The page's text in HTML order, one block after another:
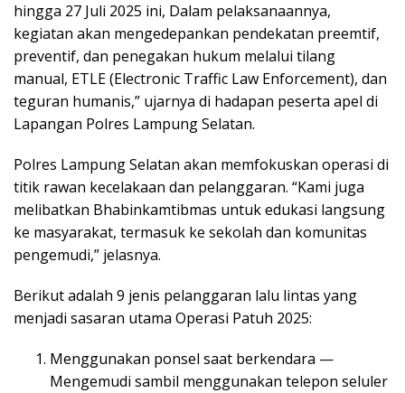
hingga 27 Juli 2025 ini, Dalam pelaksanaannya,
kegiatan akan mengedepankan pendekatan preemtif,
preventif, dan penegakan hukum melalui tilang
manual, ETLE (Electronic Traffic Law Enforcement), dan
teguran humanis,” ujarnya di hadapan peserta apel di
Lapangan Polres Lampung Selatan.
Polres Lampung Selatan akan memfokuskan operasi di
titik rawan kecelakaan dan pelanggaran. “Kami juga
melibatkan Bhabinkamtibmas untuk edukasi langsung
ke masyarakat, termasuk ke sekolah dan komunitas
pengemudi,” jelasnya.
Berikut adalah 9 jenis pelanggaran lalu lintas yang
menjadi sasaran utama Operasi Patuh 2025:
Menggunakan ponsel saat berkendara —
Mengemudi sambil menggunakan telepon seluler